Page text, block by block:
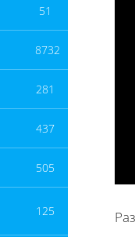
51
8732
281
437
505
125